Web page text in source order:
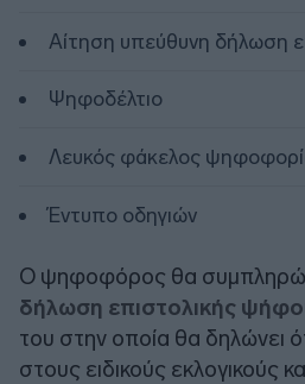
Αίτηση υπεύθυνη δήλωση
Ψηφοδέλτιο
Λευκός φάκελος
Έντυπο οδηγιών
Ο ψηφοφόρος θα
δήλωση επιστολικής
του στην οποία θα δηλώνει
στους ειδικούς εκλογικούς